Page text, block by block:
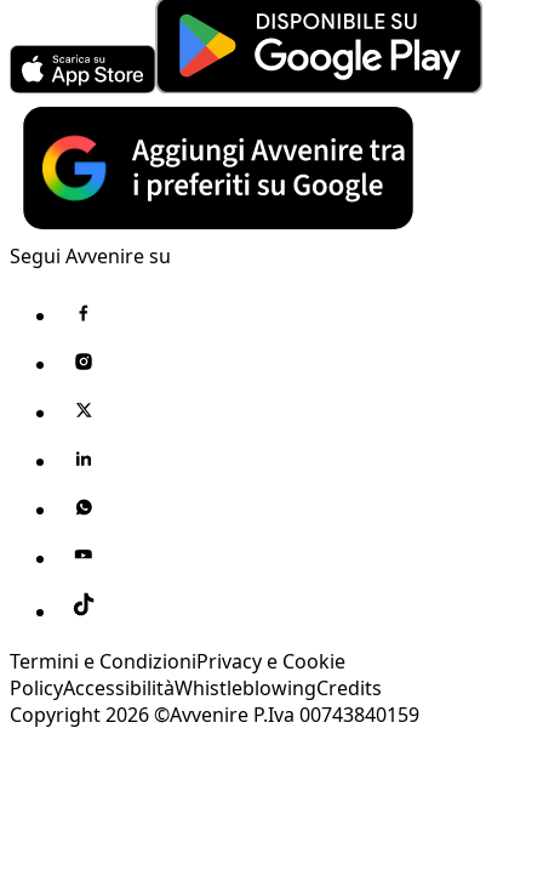
Segui Avvenire su
Termini e CondizioniPrivacy e Cookie
PolicyAccessibilitàWhistleblowingCredits
Copyright 2026 ©Avvenire P.Iva 00743840159